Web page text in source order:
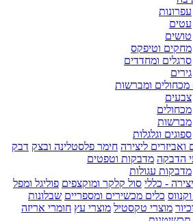
עפרונות
עטים
טושים
מחקים וטיפקס
סרגלים ומחדדים
גירים
מכחולים ומברשות
צבעים
מכחולים
מברשות
ספוגים וגלגלות
ואביזרים ליצירה חימר פלסטלינה ובצק דבק
הדבקה מדבקות וטפטים
מדבקות עגולות
- כללי סול קלקר ומוקצפים פוליגל ומפל
כלים מכשירים ומספריים שבלונות
מוצרי טקסטיל מוצרי עץ חומרי אריזה